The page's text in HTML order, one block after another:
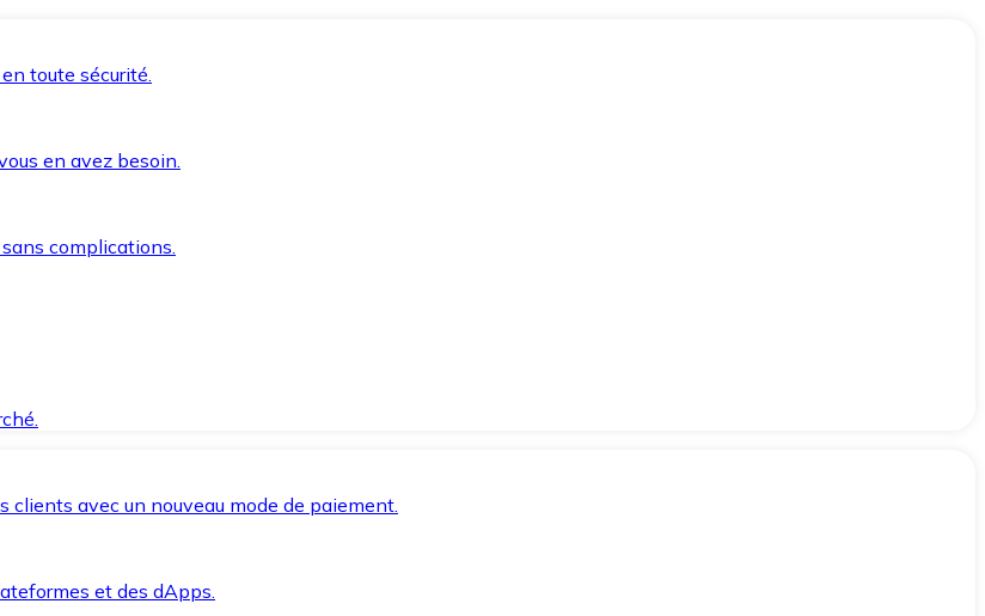
toute sécurité.
en avez besoin.
complications.
avec un nouveau mode de paiement.
et des dApps.